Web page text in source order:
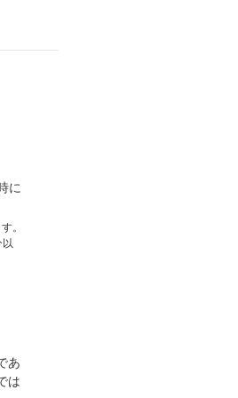
に
。
あ
は